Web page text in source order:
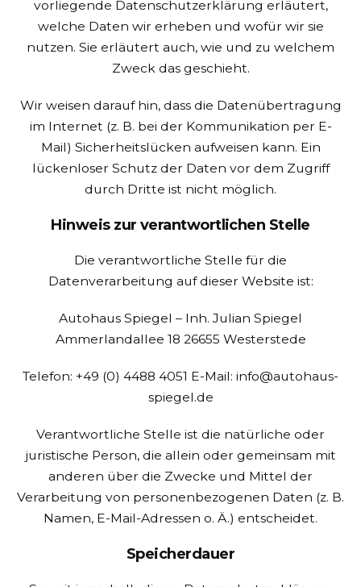
vorliegende Datenschutzerklärung erläutert,
welche Daten wir erheben und wofür wir sie
nutzen. Sie erläutert auch, wie und zu welchem
Zweck das geschieht.
Wir weisen darauf hin, dass die Datenübertragung
im Internet (z. B. bei der Kommunikation per E-
Mail) Sicherheitslücken aufweisen kann. Ein
lückenloser Schutz der Daten vor dem Zugriff
durch Dritte ist nicht möglich.
Hinweis zur verantwortlichen Stelle
Die verantwortliche Stelle für die
Datenverarbeitung auf dieser Website ist:
Autohaus Spiegel – Inh. Julian Spiegel
Ammerlandallee 18 26655 Westerstede
Telefon: +49 (0) 4488 4051 E-Mail: info@autohaus-
spiegel.de
Verantwortliche Stelle ist die natürliche oder
juristische Person, die allein oder gemeinsam mit
anderen über die Zwecke und Mittel der
Verarbeitung von personenbezogenen Daten (z. B.
Namen, E-Mail-Adressen o. Ä.) entscheidet.
Speicherdauer